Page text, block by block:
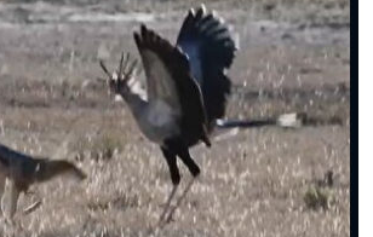
دعای روز ششم ماه رمضان؛ ۵ اسفند ۱۴۰۴
دعای روز پنجم ماه رمضان؛ ۴ اسفند ۱۴۰۴
دعای روز چهارم ماه مبارک رمضان؛ ۳ اسفند ۱۴۰۴
دعای روز سوم ماه مبارک رمضان؛ ۱۴ اسفند ۱۴۰۴
دعای روز دوم ماه مبارک رمضان ۱ اسفند ماه ۱۴۰۴
دعای روز اول ماه مبارک رمضان، ۳۰ بهمن ۱۴۰۴
حضرت زینب(س) چگونه از دنیا رفت؟